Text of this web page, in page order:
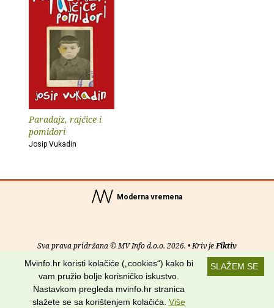
Paradajz, rajčice i
pomidori
Josip Vukadin
Moderna vremena
Sva prava pridržana © MV Info d.o.o. 2026. • Kriv jeFiktiv
Uvjeti korištenja RSS kanali
Potraži nas na:
SLAŽEM SE
Mvinfo.hr koristi kolačiće („cookies“) kako bi
vam pružio bolje korisničko iskustvo.
Nastavkom pregleda mvinfo.hr stranica
slažete se sa korištenjem kolačića. Više